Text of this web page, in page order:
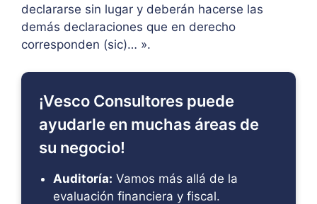
declararse sin lugar y deberán hacerse las
demás declaraciones que en derecho
corresponden (sic)… ».
¡Vesco Consultores puede
ayudarle en muchas áreas de
su negocio!
Auditoría: Vamos más allá de la
evaluación financiera y fiscal.